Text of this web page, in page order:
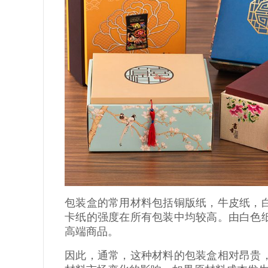
包装盒的常用材料包括铜版纸，牛皮纸，
卡纸的强度在所有包装中均较高。由白色
高端商品。
因此，通常，这种材料的包装盒相对昂